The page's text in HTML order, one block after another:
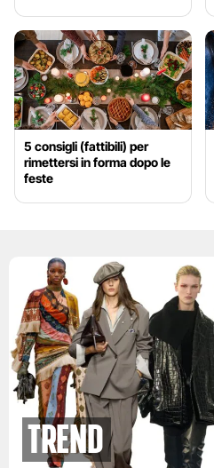
5 consigli (fattibili) per
rimettersi in forma dopo le
feste
Trend